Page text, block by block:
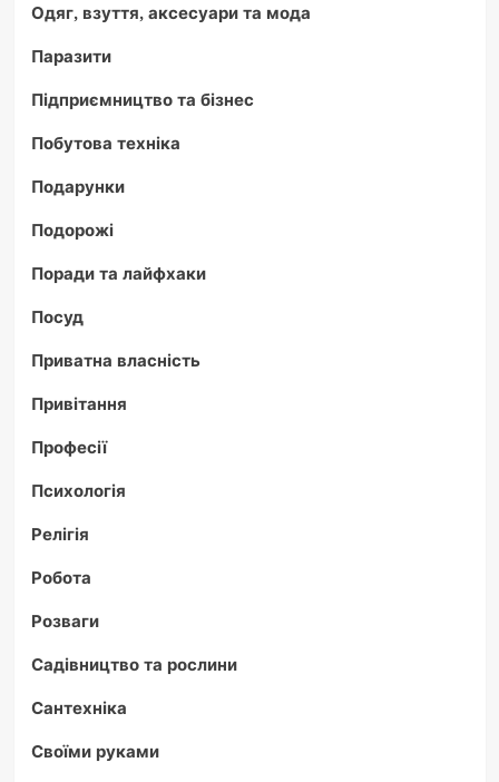
Одяг, взуття, аксесуари та мода
Паразити
Підприємництво та бізнес
Побутова техніка
Подарунки
Подорожі
Поради та лайфхаки
Посуд
Приватна власність
Привітання
Професії
Психологія
Релігія
Робота
Розваги
Садівництво та рослини
Сантехніка
Своїми руками